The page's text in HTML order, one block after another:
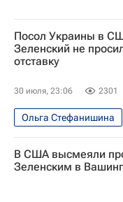
Посол Украины в
Зеленский не
отставку
30 июля, 23:06 2301
Ольга Стефанишина
США
Киев
Алексей Гончаренко
В США высмеяли
Зеленским в